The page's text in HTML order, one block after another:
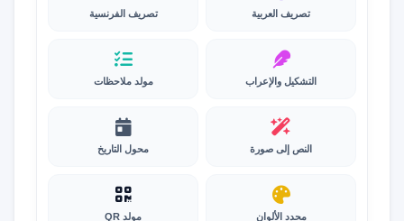
تصريف العربية تصريف الفرنسية
التشكيل والإعراب مولد ملاحظات
النص إلى صورة محول التاريخ
محدد الألوان مولد QR